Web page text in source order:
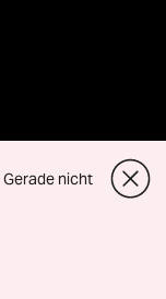
Gerade nicht